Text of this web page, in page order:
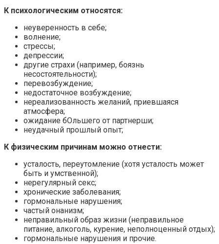
К психологическим относятся:
неуверенность в себе;
волнение;
стрессы;
депрессии;
другие страхи (например, боязнь
несостоятельности);
перевозбуждение;
недостаточное возбуждение;
нереализованность желаний, приевшаяся
атмосфера;
ожидание бОльшего от партнерши;
неудачный прошлый опыт;
К физическим причинам можно отнести:
усталость, переутомление (хотя усталость может
быть и умственной);
нерегулярный секс;
хронические заболевания;
гормональные нарушения;
частый онанизм;
неправильный образ жизни (неправильное
питание, алкоголь, курение, неполноценный отдых);
гормональные нарушения и прочие.